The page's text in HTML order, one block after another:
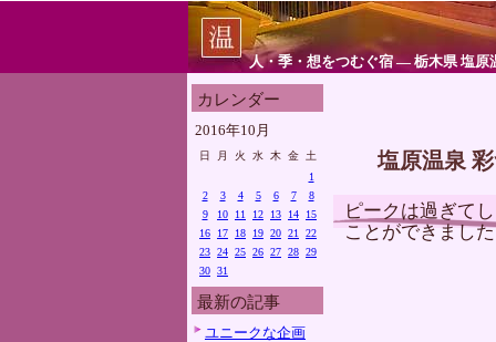
人・季・想をつむぐ宿 ― 栃木県 塩原
カレンダー
2016年10月
日 月 火 水 木 金
土
1
2
3 4 5 6 7
8
9
10 11 12 13 14
15
16
17 18 19 20 21
22
23 24 25 26 27 28 29
30 31
最新の記事
ユニークな企画
塩原温泉
ピークは過ぎて
ことができました